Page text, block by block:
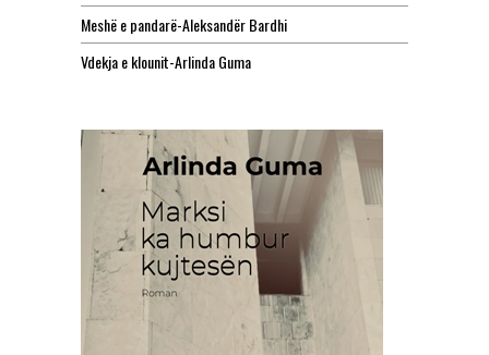
Meshë e pandarë-Aleksandër Bardhi
Vdekja e klounit-Arlinda Guma